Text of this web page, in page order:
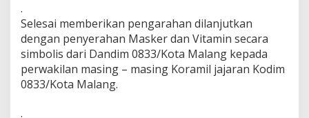
V
i
t
a
m
i
.
Selesai memberikan pengarahan dilanjutkan
dengan penyerahan Masker dan Vitamin secara
simbolis dari Dandim 0833/Kota Malang kepada
perwakilan masing – masing Koramil jajaran Kodim
0833/Kota Malang.
.